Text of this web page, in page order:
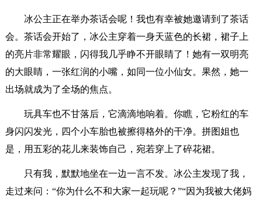
冰公主正在举办茶话会呢！我也有幸被她邀请到了茶话
会。茶话会开始了，冰公主穿着一身天蓝色的长裙，裙子上
的亮片非常耀眼，闪得我几乎睁不开眼睛了！她有一双明亮
的大眼睛，一张红润的小嘴，如同一位小仙女。果然，她一
出场就成为了全场的焦点。
玩具车也不甘落后，它滴滴地响着。你瞧，它粉红的车
身闪闪发光，四个小车胎也被擦得格外的干净。拼图姐也
是，用五彩的花儿来装饰自己，宛若穿上了碎花裙。
只有我，默默地坐在一边一言不发。冰公主发现了我，
走过来问：“你为什么不和大家一起玩呢？”“因为我被大佬妈